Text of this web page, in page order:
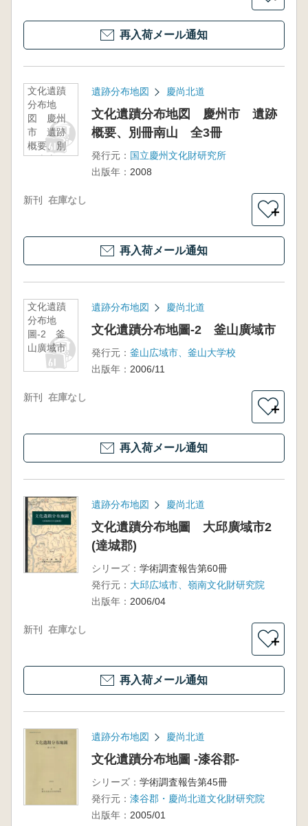
再入荷メール通知
文化遺蹟
分布地
図 慶州
市 遺跡
概要、別
冊南山
遺跡分布地図 慶尚北道
文化遺蹟分布地図 慶州市 遺跡
概要、別冊南山 全3冊
発行元： 国立慶州文化財研究所
出版年： 2008
新刊 在庫なし
＋
再入荷メール通知
文化遺蹟
分布地
圖-2 釜
山廣域市
遺跡分布地図 慶尚北道
文化遺蹟分布地圖-2 釜山廣域市
発行元： 釜山広域市、釜山大学校
出版年： 2006/11
新刊 在庫なし
＋
再入荷メール通知
遺跡分布地図 慶尚北道
文化遺蹟分布地圖 大邱廣域市2
(達城郡)
シリーズ： 学術調査報告第60冊
発行元： 大邱広域市、嶺南文化財研究院
出版年： 2006/04
新刊 在庫なし
＋
再入荷メール通知
遺跡分布地図 慶尚北道
文化遺蹟分布地圖 -漆谷郡-
シリーズ： 学術調査報告第45冊
発行元： 漆谷郡・慶尚北道文化財研究院
出版年： 2005/01